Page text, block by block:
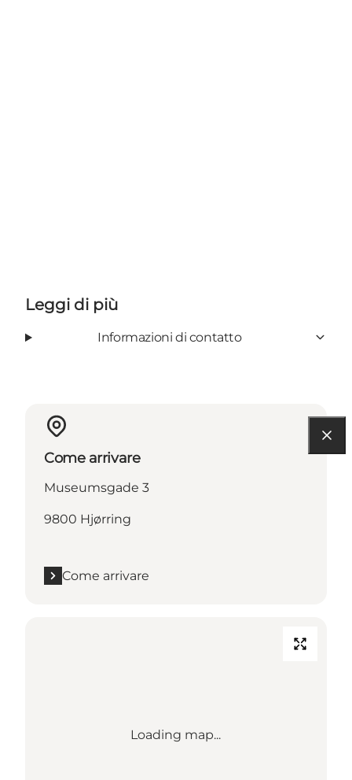
Leggi di più
Informazioni di contatto
Come arrivare
Museumsgade 3
9800 Hjørring
Come arrivare
Loading map...